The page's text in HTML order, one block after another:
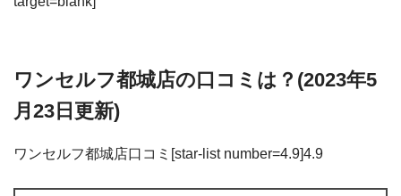
ワンセルフ都城店の口コミは？(2023年5
月23日更新)
ワンセルフ都城店口コミ[star-list number=4.9]4.9